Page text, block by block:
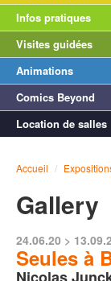
Infos pratiques
Visites guidées
Animations
Comics Beyond
Location de salles
Accueil /
Gallery
24.06.20 >
Seules à